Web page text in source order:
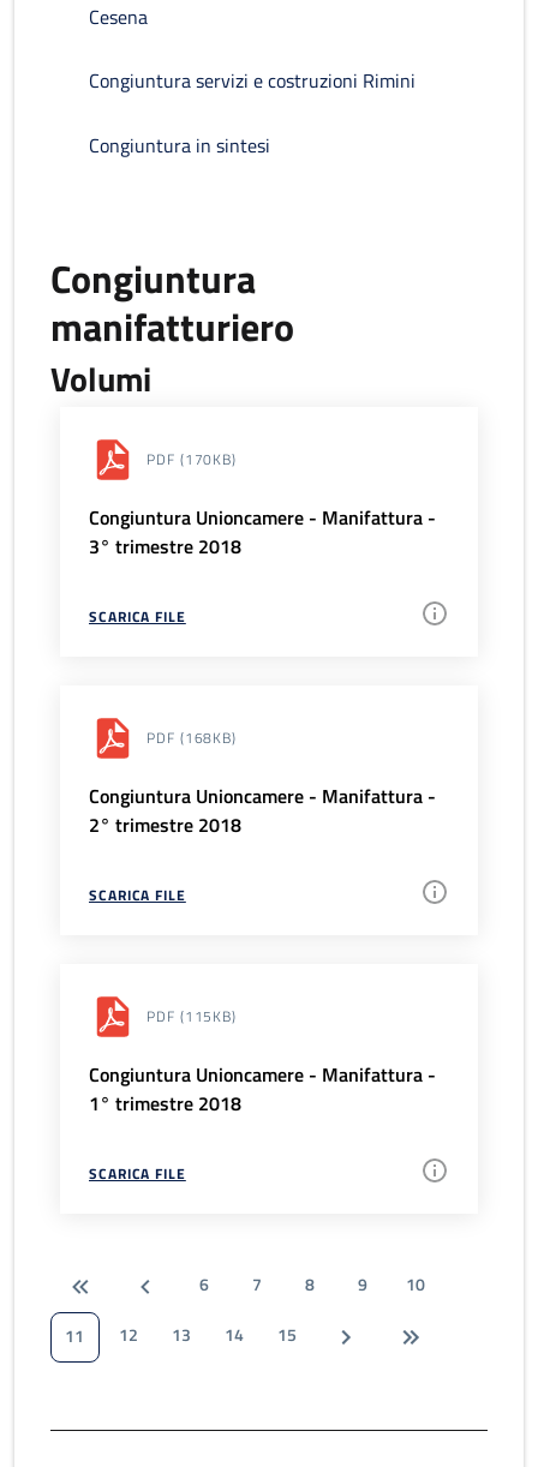
Cesena
Congiuntura servizi e costruzioni Rimini
Congiuntura in sintesi
Congiuntura
manifatturiero
Volumi
PDF (170KB)
Congiuntura Unioncamere - Manifattura -
3° trimestre 2018
SCARICA FILE
PDF (168KB)
Congiuntura Unioncamere - Manifattura -
2° trimestre 2018
SCARICA FILE
PDF (115KB)
Congiuntura Unioncamere - Manifattura -
1° trimestre 2018
SCARICA FILE
6 7 8 9
10
11
12 13 14 15